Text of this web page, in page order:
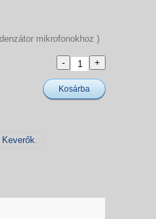
mikrofonokhoz )
Kosárba
Keverők